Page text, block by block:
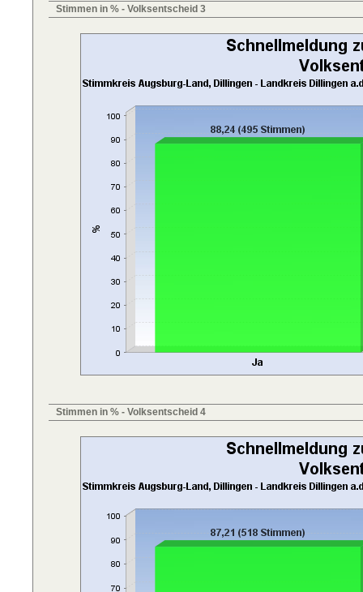
Stimmen in % - Volksentscheid 3
Stimmen in % - Volksentscheid 4